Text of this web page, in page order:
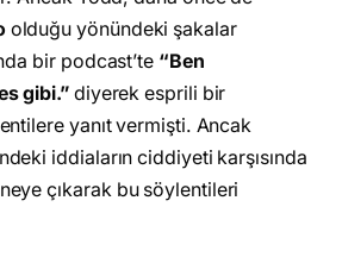
olduğu yönündeki şakalar
bir podcast’te “Ben
gibi.”diyerek esprili bir
yanıt vermişti. Ancak
iddiaların ciddiyeti karşısında
çıkarak bu söylentileri